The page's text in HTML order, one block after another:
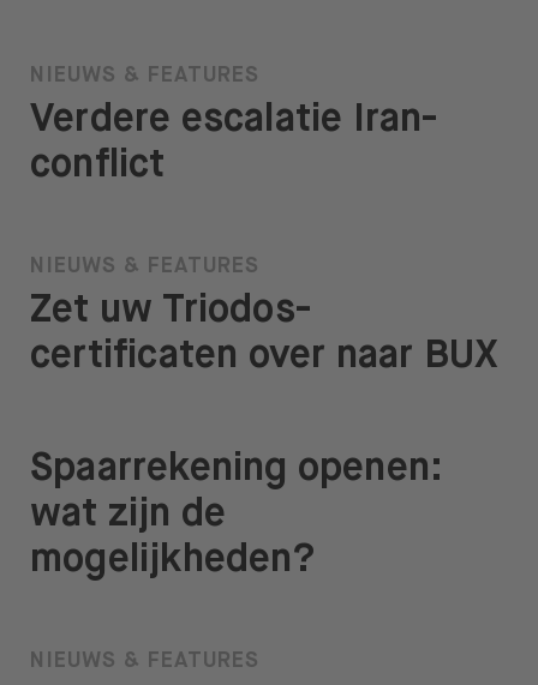
NIEUWS & FEATURES
Verdere escalatie Iran-
conflict
NIEUWS & FEATURES
Zet uw Triodos-
certificaten over naar BUX
Spaarrekening openen:
wat zijn de
mogelijkheden?
NIEUWS & FEATURES